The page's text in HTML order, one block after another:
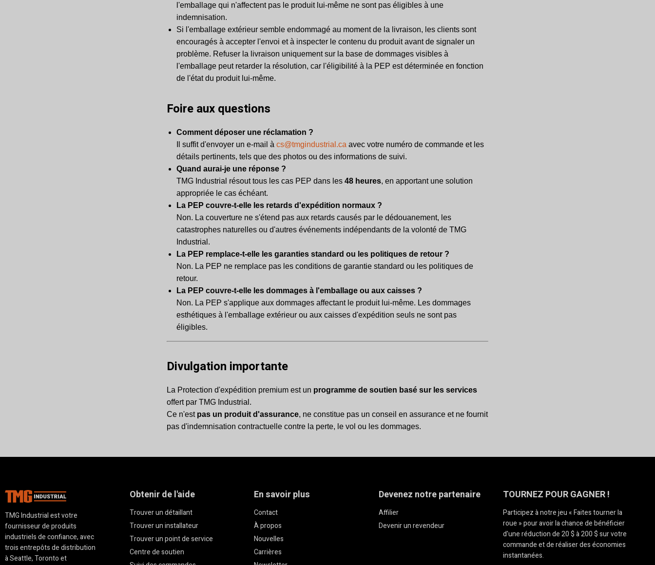
l'emballage qui n'affectent pas le produit lui-même ne sont pas éligibles à une
indemnisation.
Si l'emballage extérieur semble endommagé au moment de la livraison, les clients sont
encouragés à accepter l'envoi et à inspecter le contenu du produit avant de signaler un
problème. Refuser la livraison uniquement sur la base de dommages visibles à
l'emballage peut retarder la résolution, car l'éligibilité à la PEP est déterminée en fonction
de l'état du produit lui-même.
Foire aux questions
Comment déposer une réclamation ?
Il suffit d'envoyer un e-mail à cs@tmgindustrial.ca avec votre numéro de commande et les
détails pertinents, tels que des photos ou des informations de suivi.
Quand aurai-je une réponse ?
TMG Industrial résout tous les cas PEP dans les 48 heures, en apportant une solution
appropriée le cas échéant.
La PEP couvre-t-elle les retards d'expédition normaux ?
Non. La couverture ne s'étend pas aux retards causés par le dédouanement, les
catastrophes naturelles ou d'autres événements indépendants de la volonté de TMG
Industrial.
La PEP remplace-t-elle les garanties standard ou les politiques de retour ?
Non. La PEP ne remplace pas les conditions de garantie standard ou les politiques de
retour.
La PEP couvre-t-elle les dommages à l'emballage ou aux caisses ?
Non. La PEP s'applique aux dommages affectant le produit lui-même. Les dommages
esthétiques à l'emballage extérieur ou aux caisses d'expédition seuls ne sont pas
éligibles.
Divulgation importante
La Protection d'expédition premium est un programme de soutien basé sur les services
offert par TMG Industrial.
Ce n'est pas un produit d'assurance, ne constitue pas un conseil en assurance et ne fournit
pas d'indemnisation contractuelle contre la perte, le vol ou les dommages.
TMG Industrial est votre
fournisseur de produits
industriels de confiance, avec
trois entrepôts de distribution
à Seattle, Toronto et
Obtenir de l'aide
Trouver un détaillant
Trouver un installateur
Trouver un point de service
Centre de soutien
En savoir plus
Contact
À propos
Nouvelles
Carrières
Devenez notre partenaire
Affilier
Devenir un revendeur
TOURNEZ POUR GAGNER !
Participez à notre jeu « Faites tourner la
roue » pour avoir la chance de bénéficier
d'une réduction de 20 $ à 200 $ sur votre
commande et de réaliser des économies
instantanées.